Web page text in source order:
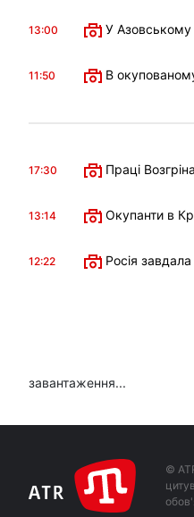
13:00 У Азовському
11:50 В
17:30 Праці
13:14 Окупанти в
12:22 Росія
завантаження...
©